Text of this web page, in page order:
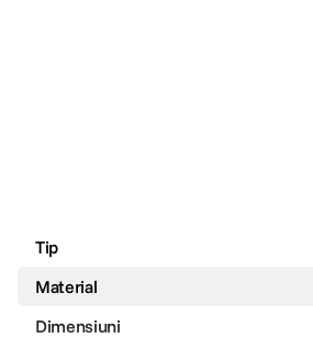
Tip
Material
Dimensiuni